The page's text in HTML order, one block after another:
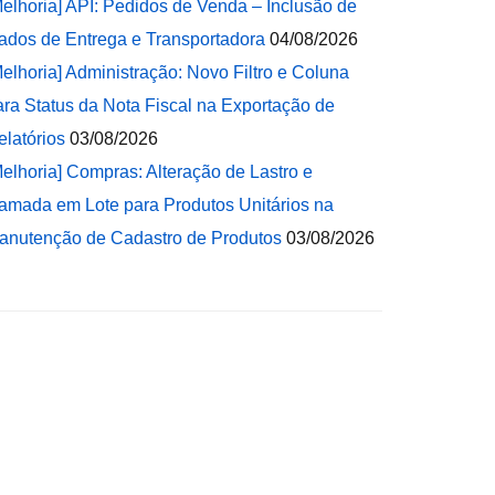
API: Pedidos de Venda – Inclusão de
de Entrega e Transportadora 04/08/2026
Administração: Novo Filtro e Coluna
Status da Nota Fiscal na Exportação de
03/08/2026
Compras: Alteração de Lastro e
em Lote para Produtos Unitários na
de Cadastro de Produtos 03/08/2026